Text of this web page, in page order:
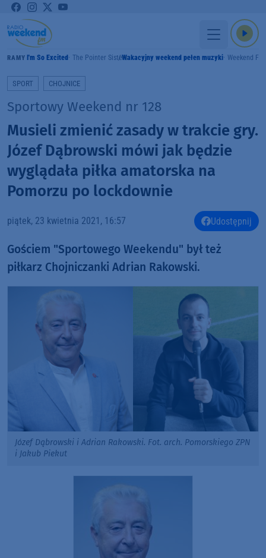
GRAMY I'm So Excited The Pointer SistersWakacyjny weekend pełen muzyki Weekend FM
SPORT CHOJNICE
Sportowy Weekend nr 128
Musieli zmienić zasady w trakcie gry.
Józef Dąbrowski mówi jak będzie
wyglądała piłka amatorska na
Pomorzu po lockdownie
piątek, 23 kwietnia 2021, 16:57 Udostępnij
Gościem "Sportowego Weekendu" był też
piłkarz Chojniczanki Adrian Rakowski.
Józef Dąbrowski i Adrian Rakowski. Fot. arch. Pomorskiego ZPN
i Jakub Piekut